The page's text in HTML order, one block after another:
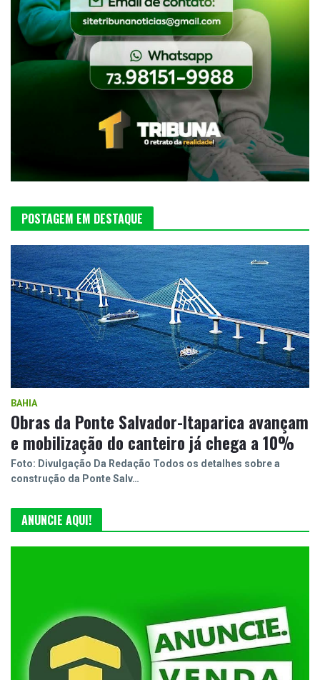
POSTAGEM EM DESTAQUE
BAHIA
Obras da Ponte Salvador-Itaparica avançam
e mobilização do canteiro já chega a 10%
Foto: Divulgação Da Redação Todos os detalhes sobre a
construção da Ponte Salv…
ANUNCIE AQUI!